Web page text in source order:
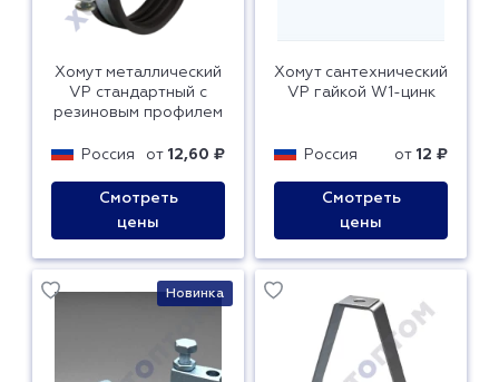
Хомут металлический
VP стандартный с
резиновым профилем
Россия от 12,60 ₽
Смотреть
цены
Хомут сантехнический
VP гайкой W1-цинк
Россия от 12 ₽
Смотреть
цены
Новинка